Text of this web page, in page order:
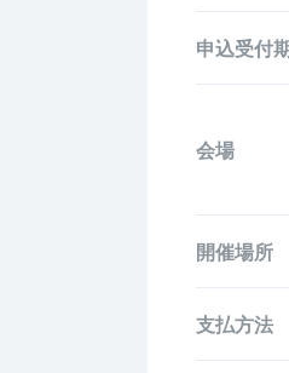
申込受付
会場
開催場所
支払方法